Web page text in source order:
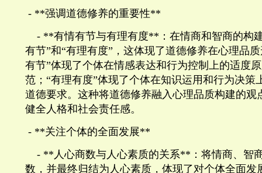
- **强调道德修养的重要性**
- **有情有节与有理有度** ：在情商和智商的构
有节”和“有理有度”，这体现了道德修养在心理品
有节”体现了个体在情感表达和行为控制上的适度
范；“有理有度”体现了个体在知识运用和行为决策
道德要求。这种将道德修养融入心理品质构建的观
健全人格和社会责任感。
- **关注个体的全面发展**
- ** 人心商数与人心素质的关系** ：将情商、智
数，并最终归结为人心素质，体现了对个体全面发